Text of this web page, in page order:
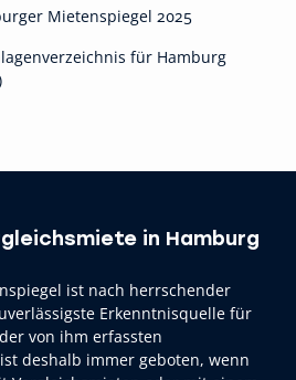
Mietenspiegel 2025
für Hamburg
in Hamburg
ist nach herrschender
Erkenntnisquelle für
von ihm erfassten
deshalb immer geboten, wenn